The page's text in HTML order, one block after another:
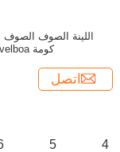
اللينة الصوف
كومة velboa اللعب النسيج
اتصل
4
5